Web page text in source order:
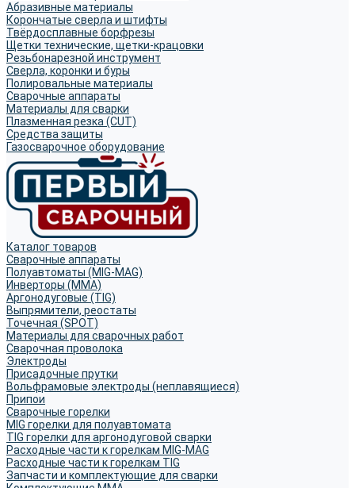
Абразивные материалы
Корончатые сверла и штифты
Твёрдосплавные борфрезы
Щетки технические, щетки-крацовки
Резьбонарезной инструмент
Сверла, коронки и буры
Полировальные материалы
Сварочные аппараты
Материалы для сварки
Плазменная резка (CUT)
Средства защиты
Газосварочное оборудование
Каталог товаров
Сварочные аппараты
Полуавтоматы (MIG-MAG)
Инверторы (MMA)
Аргонодуговые (TIG)
Выпрямители, реостаты
Точечная (SPOT)
Материалы для сварочных работ
Сварочная проволока
Электроды
Присадочные прутки
Вольфрамовые электроды (неплавящиеся)
Припои
Сварочные горелки
MIG горелки для полуавтомата
TIG горелки для аргонодуговой сварки
Расходные части к горелкам MIG-MAG
Расходные части к горелкам TIG
Запчасти и комплектующие для сварки